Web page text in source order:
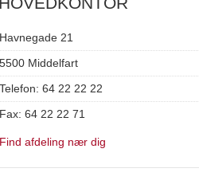
Havnegade 21
5500 Middelfart
Telefon: 64 22 22 22
Fax: 64 22 22 71
Find afdeling nær dig